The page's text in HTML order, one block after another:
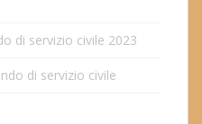
di servizio civile 2023
di servizio civile